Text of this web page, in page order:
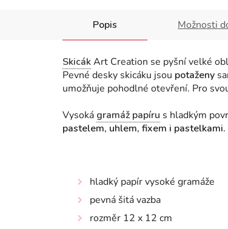
Popis Možnosti
SkicákArt Creation se pyšní velké
Pevné desky skicáku jsou potaženy
umožňuje pohodlné otevření. Pro
Vysoká gramáž papíru s hladkým
pastelem, uhlem, fixem i pastelkami.
hladký papír vysoké gramáže
pevná šitá vazba
rozměr 12 x 12 cm